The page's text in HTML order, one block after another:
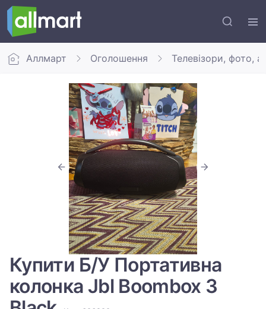
Аллмарт Оголошення Телевізори, фото,
Купити Б/У Портативна
колонка Jbl Boombox 3